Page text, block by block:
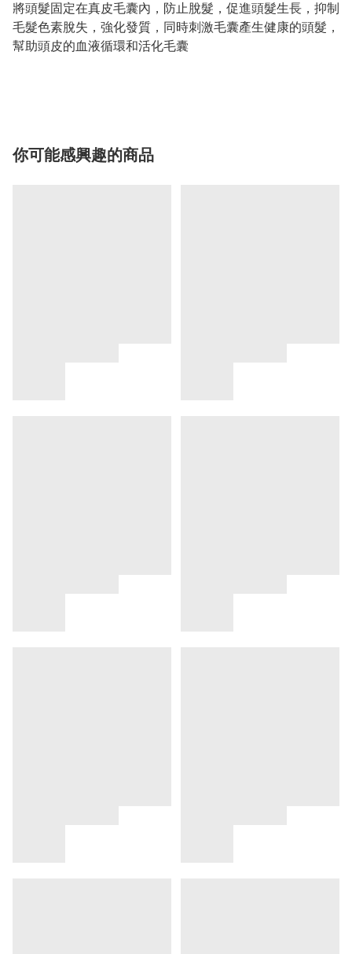
將頭髮固定在真皮毛囊內，防止脫髮，促進頭髮生長，抑制
毛髮色素脫失，強化發質，同時刺激毛囊產生健康的頭髮，
幫助頭皮的血液循環和活化毛囊
你可能感興趣的商品